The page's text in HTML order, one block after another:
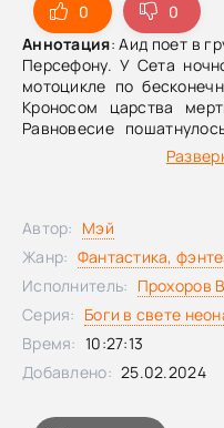
0
0
Аннотация: Аид поет в
Персефону. У Сета
мотоцикле по
Кроносом царства
Равновесие
тем, кто же на самом
Автор: Мэй
Жанр: Фантастика,
Исполнитель: Прохоров
Серия: Боги в свете
Время: 10:27:13
Добавлено: 25.02.2024